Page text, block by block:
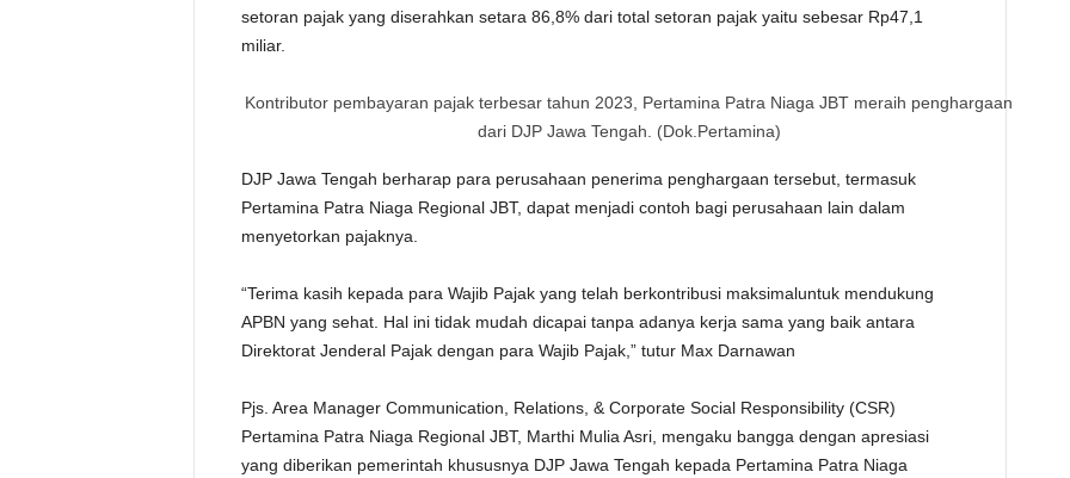
setoran pajak yang diserahkan setara 86,8% dari total setoran pajak yaitu sebesar Rp47,1
miliar.
Kontributor pembayaran pajak terbesar tahun 2023, Pertamina Patra Niaga JBT meraih penghargaan
dari DJP Jawa Tengah. (Dok.Pertamina)
DJP Jawa Tengah berharap para perusahaan penerima penghargaan tersebut, termasuk
Pertamina Patra Niaga Regional JBT, dapat menjadi contoh bagi perusahaan lain dalam
menyetorkan pajaknya.
“Terima kasih kepada para Wajib Pajak yang telah berkontribusi maksimaluntuk mendukung
APBN yang sehat. Hal ini tidak mudah dicapai tanpa adanya kerja sama yang baik antara
Direktorat Jenderal Pajak dengan para Wajib Pajak,” tutur Max Darnawan
Pjs. Area Manager Communication, Relations, & Corporate Social Responsibility (CSR)
Pertamina Patra Niaga Regional JBT, Marthi Mulia Asri, mengaku bangga dengan apresiasi
yang diberikan pemerintah khususnya DJP Jawa Tengah kepada Pertamina Patra Niaga